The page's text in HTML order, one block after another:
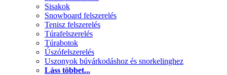
Sisakok
Snowboard felszerelés
Tenisz felszerelés
Túrafelszerelés
Túrabotok
Úszófelszerelés
Uszonyok búvárkodáshoz és snorkelinghez
Láss többet...